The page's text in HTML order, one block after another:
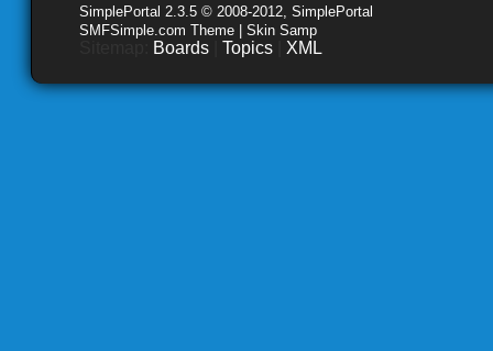
SimplePortal 2.3.5 © 2008-2012, SimplePortal
SMFSimple.com Theme | Skin Samp
Boards Topics XML